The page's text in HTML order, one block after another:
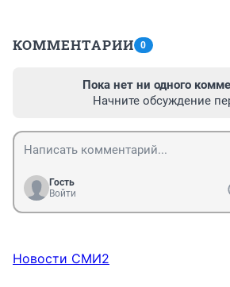
КОММЕНТАРИИ 0
Пока нет ни одного
Начните обсуждение
Гость
Войти
Новости СМИ2